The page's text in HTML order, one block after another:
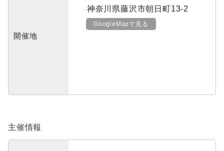
開催地
神奈川県藤沢市朝日町13-2
GoogleMapで見る
主催情報